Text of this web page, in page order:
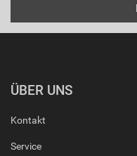
ÜBER UNS
Kontakt
Service